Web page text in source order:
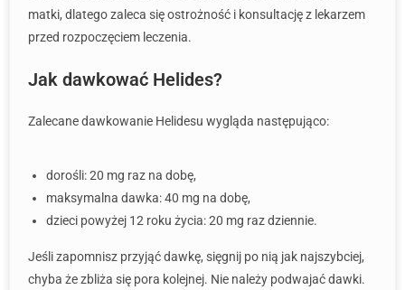
matki, dlatego zaleca się ostrożność i konsultację z lekarzem
przed rozpoczęciem leczenia.
Jak dawkować Helides?
Zalecane dawkowanie Helidesu wygląda następująco:
dorośli: 20 mg raz na dobę,
maksymalna dawka: 40 mg na dobę,
dzieci powyżej 12 roku życia: 20 mg raz dziennie.
Jeśli zapomnisz przyjąć dawkę, sięgnij po nią jak najszybciej,
chyba że zbliża się pora kolejnej. Nie należy podwajać dawki.